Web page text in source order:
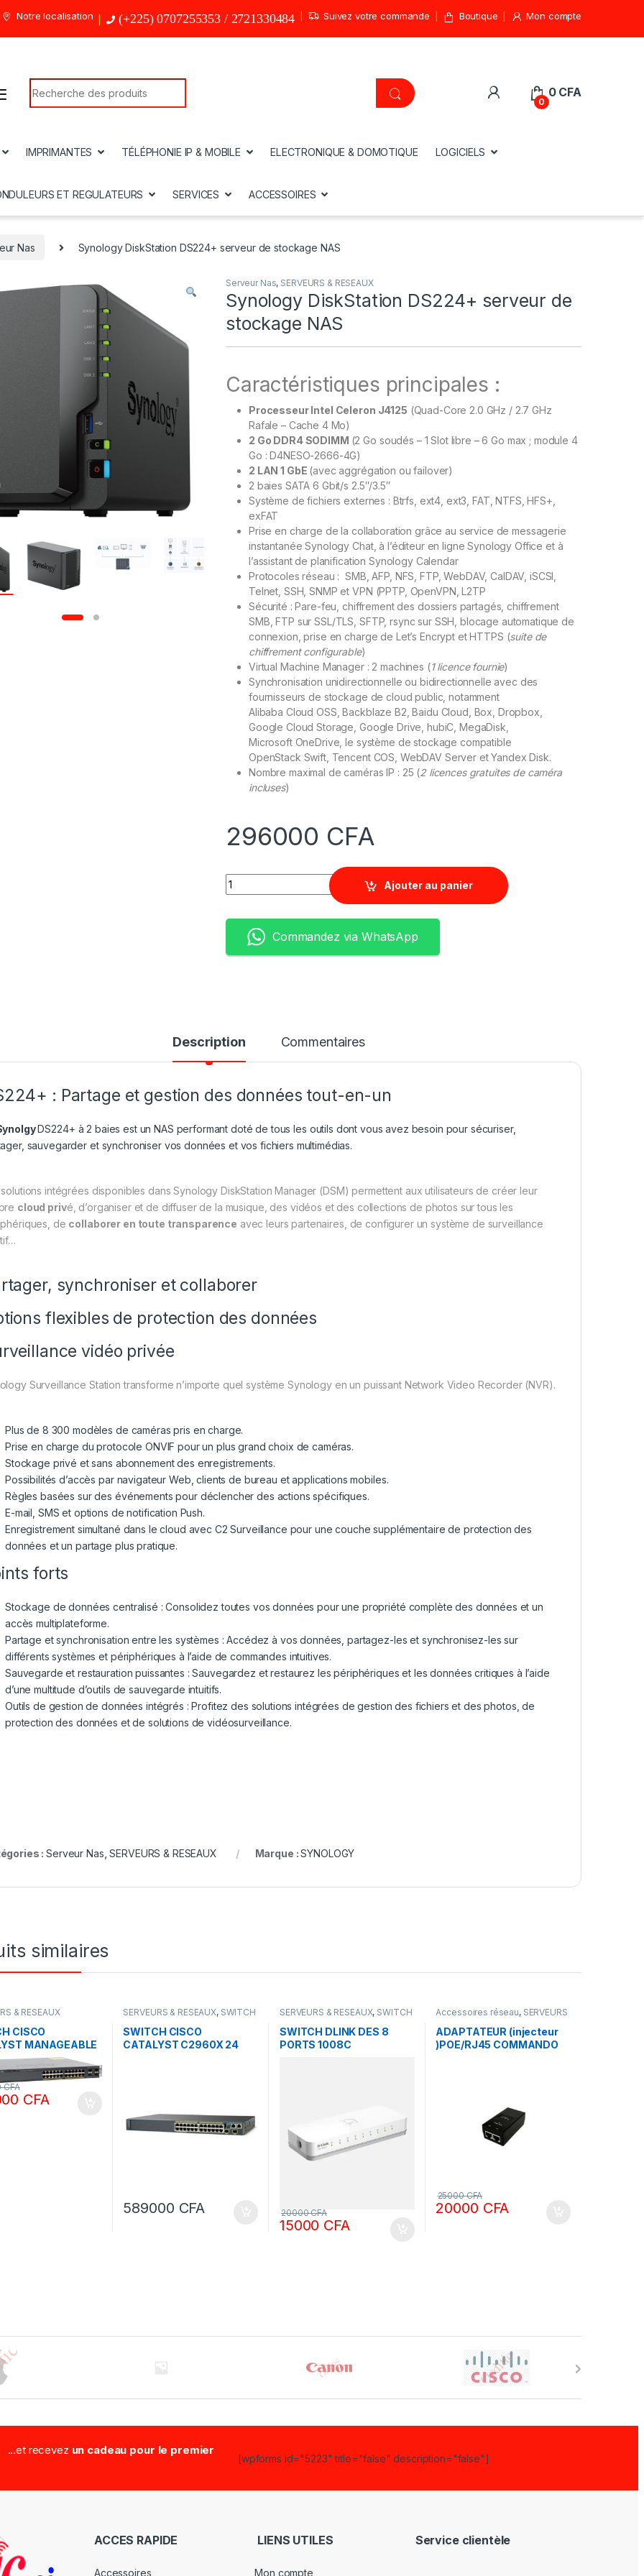
Notre localisation (+225) 0707255353 / 2721330484 Suivez votre commande Boutique Mon compte
Search for:
0
0 CFA
IMPRIMANTES TÉLÉPHONIE IP & MOBILE ELECTRONIQUE & DOMOTIQUE LOGICIELS
ET REGULATEURS SERVICES ACCESSOIRES
Nas Synology DiskStation DS224+ serveur de stockage NAS
Serveur Nas, SERVEURS & RESEAUX
Synology DiskStation DS224+ serveur de
stockage NAS
Caractéristiques principales :
Processeur Intel Celeron J4125 (Quad-Core 2.0 GHz / 2.7 GHz
Rafale – Cache 4 Mo)
2 Go DDR4 SODIMM (2 Go soudés – 1 Slot libre – 6 Go max ; module 4
Go : D4NESO-2666-4G)
2 LAN 1 GbE (avec aggrégation ou failover)
2 baies SATA 6 Gbit/s 2.5″/3.5″
Système de fichiers externes : Btrfs, ext4, ext3, FAT, NTFS, HFS+,
exFAT
Prise en charge de la collaboration grâce au service de messagerie
instantanée Synology Chat, à l’éditeur en ligne Synology Office et à
l’assistant de planification Synology Calendar
Protocoles réseau : SMB, AFP, NFS, FTP, WebDAV, CalDAV, iSCSI,
Telnet, SSH, SNMP et VPN (PPTP, OpenVPN, L2TP
Sécurité : Pare-feu, chiffrement des dossiers partagés, chiffrement
SMB, FTP sur SSL/TLS, SFTP, rsync sur SSH, blocage automatique de
connexion, prise en charge de Let’s Encrypt et HTTPS (suite de
chiffrement configurable)
Virtual Machine Manager : 2 machines (1 licence fournie)
Synchronisation unidirectionnelle ou bidirectionnelle avec des
fournisseurs de stockage de cloud public, notamment
Alibaba Cloud OSS, Backblaze B2, Baidu Cloud, Box, Dropbox,
Google Cloud Storage, Google Drive, hubiC, MegaDisk,
Microsoft OneDrive, le système de stockage compatible
OpenStack Swift, Tencent COS, WebDAV Server et Yandex Disk.
Nombre maximal de caméras IP : 25 (2 licences gratuites de caméra
incluses)
296000 CFA
Quantity
Ajouter au panier
Commandez via WhatsApp
Description Commentaires
: Partage et gestion des données tout-en-un
DS224+ à 2 baies est un NAS performant doté de tous les outils dont vous avez besoin pour sécuriser,
sauvegarder et synchroniser vos données et vos fichiers multimédias.
intégrées disponibles dans Synology DiskStation Manager (DSM) permettent aux utilisateurs de créer leur
cloud privé, d’organiser et de diffuser de la musique, des vidéos et des collections de photos sur tous les
de collaborer en toute transparence avec leurs partenaires, de configurer un système de surveillance
synchroniser et collaborer
flexibles de protection des données
vidéo privée
Surveillance Station transforme n’importe quel système Synology en un puissant Network Video Recorder (NVR).
Plus de 8 300 modèles de caméras pris en charge.
Prise en charge du protocole ONVIF pour un plus grand choix de caméras.
Stockage privé et sans abonnement des enregistrements.
Possibilités d’accès par navigateur Web, clients de bureau et applications mobiles.
Règles basées sur des événements pour déclencher des actions spécifiques.
E-mail, SMS et options de notification Push.
Enregistrement simultané dans le cloud avec C2 Surveillance pour une couche supplémentaire de protection des
données et un partage plus pratique.
forts
Stockage de données centralisé : Consolidez toutes vos données pour une propriété complète des données et un
accès multiplateforme.
Partage et synchronisation entre les systèmes : Accédez à vos données, partagez-les et synchronisez-les sur
différents systèmes et périphériques à l’aide de commandes intuitives.
Sauvegarde et restauration puissantes : Sauvegardez et restaurez les périphériques et les données critiques à l’aide
d’une multitude d’outils de sauvegarde intuitifs.
Outils de gestion de données intégrés : Profitez des solutions intégrées de gestion des fichiers et des photos, de
protection des données et de solutions de vidéosurveillance.
:Serveur Nas ,SERVEURS & RESEAUX Marque :SYNOLOGY
similaires
& RESEAUX
CISCO
MANAGEABLE
24 PORTS PS-L
POE
CFA
CFA
SERVEURS & RESEAUX, SWITCH
SWITCH CISCO
CATALYST C2960X 24
589000 CFA
SERVEURS & RESEAUX, SWITCH
SWITCH DLINK DES 8
PORTS 1008C
15000 CFA
20000CFA
Accessoires réseau, SERVEURS
ADAPTATEUR (injecteur
)POE/RJ45 COMMANDO
20000 CFA
25000CFA
...et recevez un cadeau pour le premier
[wpforms id="5223" title="false" description="false"]
ACCES RAPIDE
Accessoires
LIENS UTILES
Mon compte
Service clientèle